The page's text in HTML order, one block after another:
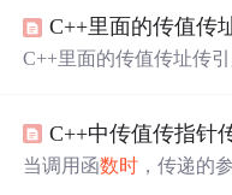
C++里面的传值传
C++里面的传值传址传引用调用问题 //
里面作的调试,这里需要
C++中传值传指针
当调用函数时 ，传递的